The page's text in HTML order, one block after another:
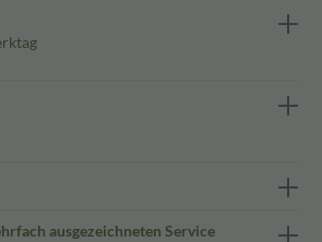
ausgezeichneten Service